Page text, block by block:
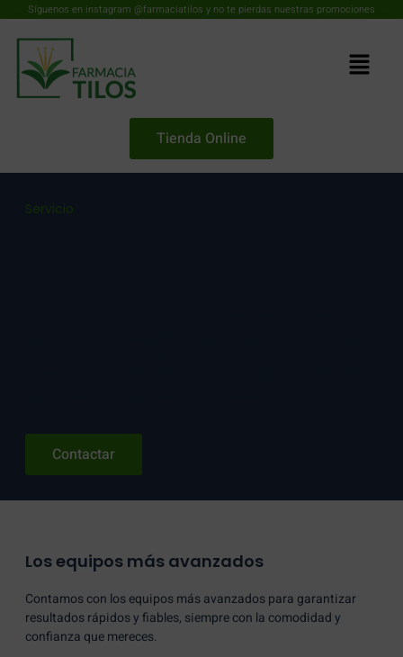
Síguenos en instagram @farmaciatilos y no te pierdas nuestras promociones
Tienda Online
Servicio
Contactar
Los equipos más avanzados
Contamos con los equipos más avanzados para garantizar
resultados rápidos y fiables, siempre con la comodidad y
confianza que mereces.